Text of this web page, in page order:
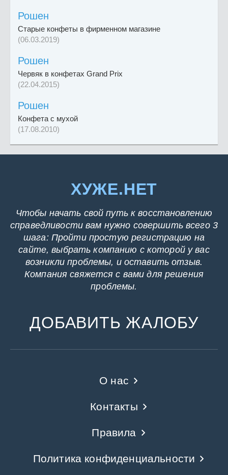
Рошен
Старые конфеты в фирменном магазине
(06.03.2019)
Рошен
Червяк в конфетах Grand Prix
(22.04.2015)
Рошен
Конфета с мухой
(17.08.2010)
ХУЖЕ.НЕТ
Чтобы начать свой путь к восстановлению
справедливости вам нужно совершить всего 3
шага: Пройти простую регистрацию на
сайте, выбрать компанию с которой у вас
возникли проблемы, и оставить отзыв.
Компания свяжется с вами для решения
проблемы.
ДОБАВИТЬ ЖАЛОБУ
О нас
Контакты
Правила
Политика конфиденциальности